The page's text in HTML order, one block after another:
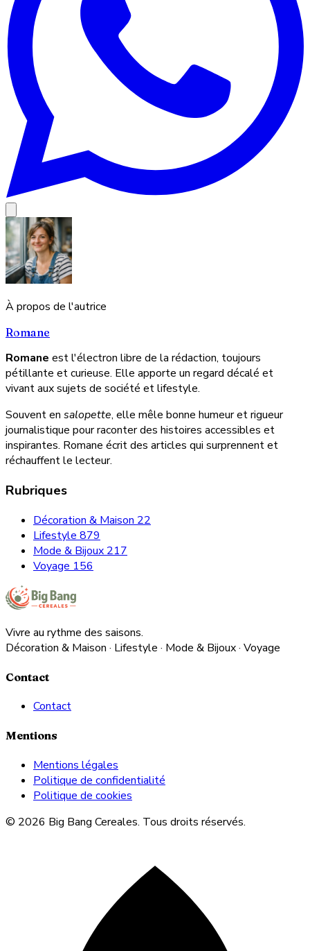
À propos de l'autrice
Romane
Romane est l'électron libre de la rédaction, toujours
pétillante et curieuse. Elle apporte un regard décalé et
vivant aux sujets de société et lifestyle.
Souvent en salopette, elle mêle bonne humeur et rigueur
journalistique pour raconter des histoires accessibles et
inspirantes. Romane écrit des articles qui surprennent et
réchauffent le lecteur.
Rubriques
Décoration & Maison 22
Lifestyle 879
Mode & Bijoux 217
Voyage 156
Vivre au rythme des saisons.
Décoration & Maison · Lifestyle · Mode & Bijoux · Voyage
Contact
Contact
Mentions
Mentions légales
Politique de confidentialité
Politique de cookies
© 2026 Big Bang Cereales. Tous droits réservés.